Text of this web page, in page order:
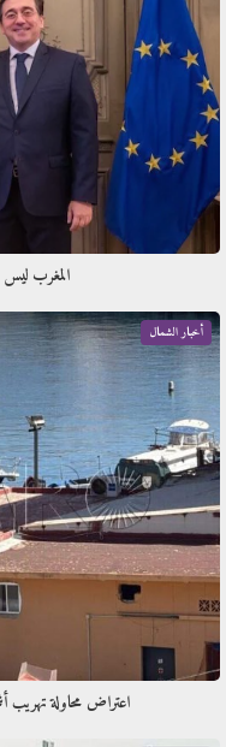
المغرب
أخبار الشمال
اعتراض محاولة تهريب